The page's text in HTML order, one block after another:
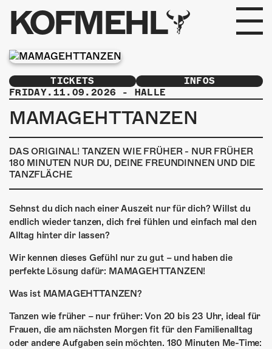
KOFMEHL
PROGRAMM
FABRIKGEFLÜSTER
GALERIE
FOTOGALERIE
INFOS
ÜBER UNS
SHOP
TICKETS
INFOS
FRIDAY.11.09.2026
- HALLE
MAMAGEHTTANZEN
DAS ORIGINAL! TANZEN WIE FRÜHER - NUR FRÜHER
180 MINUTEN NUR DU, DEINE FREUNDINNEN UND DIE
TANZFLÄCHE
Sehnst du dich nach einer Auszeit nur für dich? Willst du
endlich wieder tanzen, dich frei fühlen und einfach mal den
Alltag hinter dir lassen?
Wir kennen dieses Gefühl nur zu gut – und haben die
perfekte Lösung dafür: MAMAGEHTTANZEN!
Was ist MAMAGEHTTANZEN?
Tanzen wie früher – nur früher: Von 20 bis 23 Uhr, ideal für
Frauen, die am nächsten Morgen fit für den Familienalltag
oder andere Aufgaben sein möchten. 180 Minuten Me-Time: